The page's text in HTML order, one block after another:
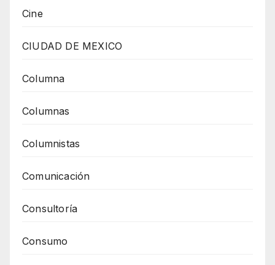
Cine
CIUDAD DE MEXICO
Columna
Columnas
Columnistas
Comunicación
Consultoría
Consumo